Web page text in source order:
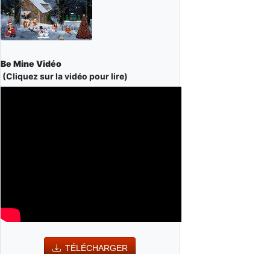
Be Mine Vidéo
(Cliquez sur la vidéo pour lire)
TÉLÉCHARGER